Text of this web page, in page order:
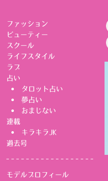
ファッション
ビューティー
スクール
ライフスタイル
ラブ
占い
タロット占い
夢占い
おまじない
連載
キラキラJK
過去号
モデルプロフィール